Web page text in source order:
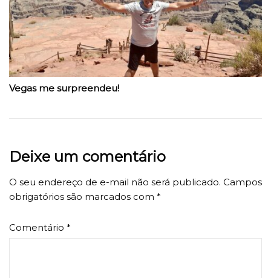
Vegas me surpreendeu!
Deixe um comentário
O seu endereço de e-mail não será publicado. Campos
obrigatórios são marcados com *
Comentário *